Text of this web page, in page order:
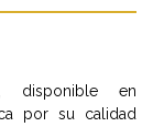
disponible en
por su calidad